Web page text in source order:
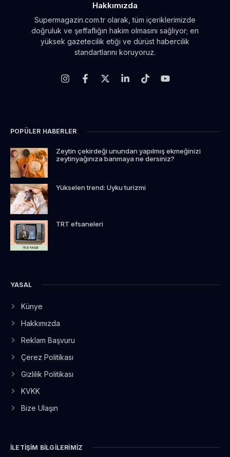
Hakkımızda
Supermagazin.com.tr olarak, tüm içeriklerimizde
doğruluk ve şeffaflığın hakim olmasını sağlıyor; en
yüksek gazetecilik etiği ve dürüst habercilik
standartlarını koruyoruz.
POPÜLER HABERLER
Zeytin çekirdeği unundan yapılmış ekmeğinizi
zeytinyağınıza banmaya ne dersiniz?
Yükselen trend: Uyku turizmi
TRT efsaneleri
YASAL
Künye
Hakkımızda
Reklam Başvuru
Çerez Politikası
Gizlilik Politikası
KVKK
Bize Ulaşın
İLETIŞIM BILGILERIMIZ